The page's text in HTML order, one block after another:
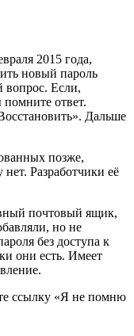
2015 года,
новый пароль
вопрос. Если,
ответ.
Дальше
позже,
Разработчики её
почтовый ящик,
но не
без доступа к
они есть. Имеет
ссылку «Я не помню